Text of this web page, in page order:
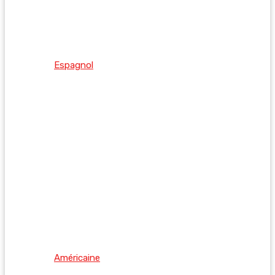
Espagnol
Américaine